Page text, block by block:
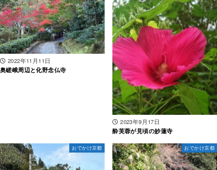
2022年11月11日
奥嵯峨周辺と化野念仏寺
2023年9月17日
酔芙蓉が見頃の妙蓮寺
おでかけ京都 おでかけ京都